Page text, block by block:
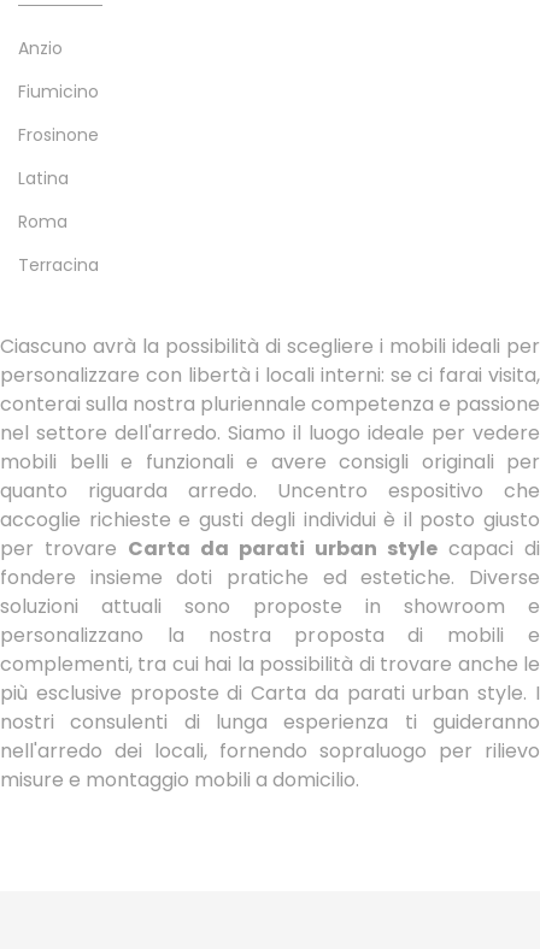
Anzio
Fiumicino
Frosinone
Latina
Roma
Terracina
Ciascuno avrà la possibilità di scegliere i mobili ideali per
personalizzare con libertà i locali interni: se ci farai visita,
conterai sulla nostra pluriennale competenza e passione
nel settore dell'arredo. Siamo il luogo ideale per vedere
mobili belli e funzionali e avere consigli originali per
quanto riguarda arredo. Uncentro espositivo che
accoglie richieste e gusti degli individui è il posto giusto
per trovare Carta da parati urban style capaci di
fondere insieme doti pratiche ed estetiche. Diverse
soluzioni attuali sono proposte in showroom e
personalizzano la nostra proposta di mobili e
complementi, tra cui hai la possibilità di trovare anche le
più esclusive proposte di Carta da parati urban style. I
nostri consulenti di lunga esperienza ti guideranno
nell'arredo dei locali, fornendo sopraluogo per rilievo
misure e montaggio mobili a domicilio.